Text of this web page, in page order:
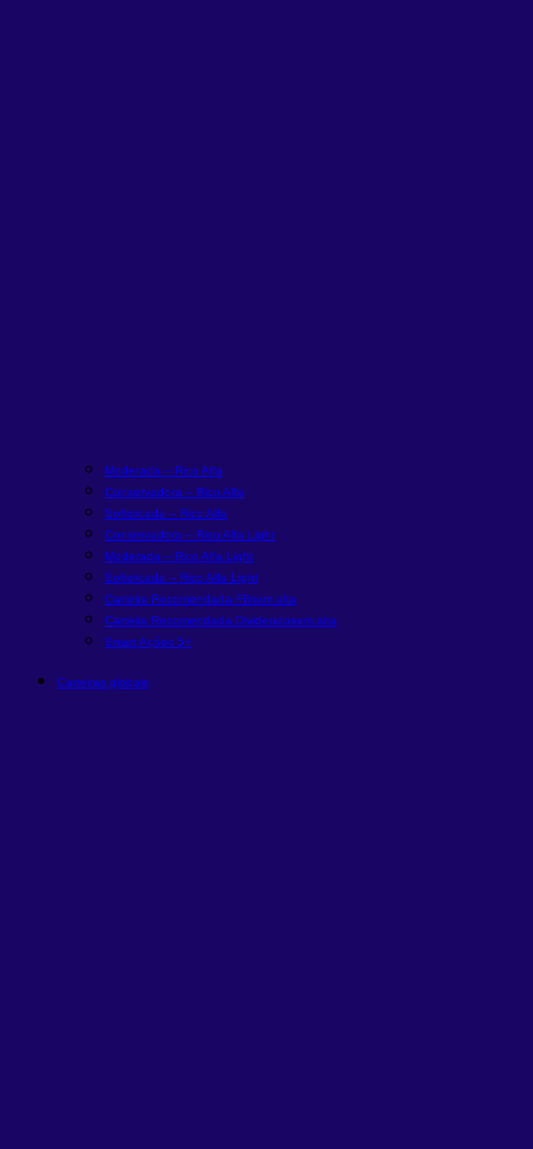
Moderada – Rico Alfa
Conservadora – Rico Alfa
Sofisticada – Rico Alfa
Conservadora – Rico Alfa Light
Moderada – Rico Alfa Light
Sofisticada – Rico Alfa Light
Carteira Recomendada FIIsem alta
Carteira Recomendada Dividendosem alta
Smart Ações 5+
Carteiras globais